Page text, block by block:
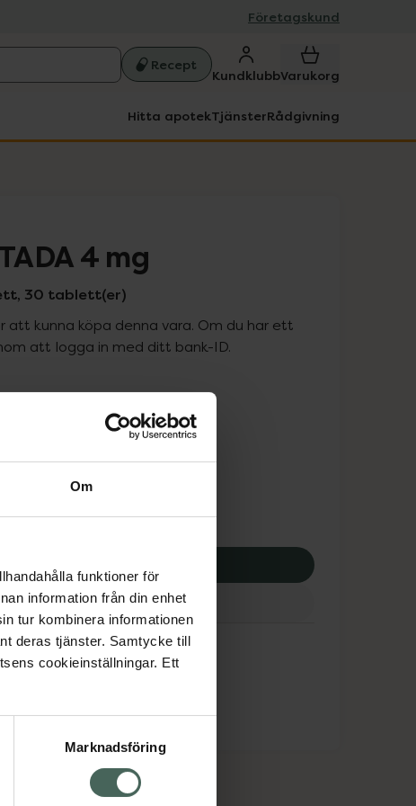
Om
funktioner för
information från din enhet
tur kombinera informationen
deras tjänster. Samtycke till
cookieinställningar. Ett
Marknadsföring
Företagskund
Recept
KundklubbVarukorg
Hitta apotekTjänsterRådgivning
4 mg
30 tablett(er)
kunna köpa denna vara. Om du har ett
att logga in med ditt bank-ID.
med recept
gäller
kr
277,67 kr
Köp via ditt recept
recept och läkemedel